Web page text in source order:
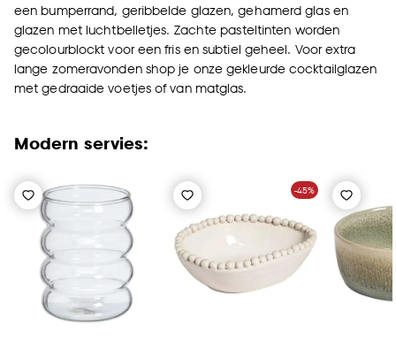
een bumperrand, geribbelde glazen, gehamerd glas en
glazen met luchtbelletjes. Zachte pasteltinten worden
gecolourblockt voor een fris en subtiel geheel. Voor extra
lange zomeravonden shop je onze gekleurde cocktailglazen
met gedraaide voetjes of van matglas.
Modern servies:
-45%